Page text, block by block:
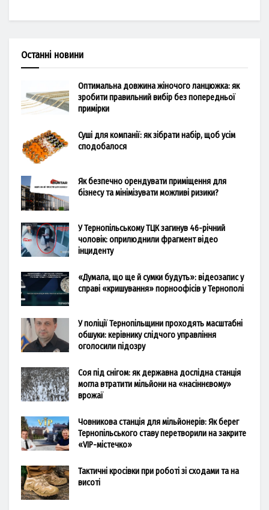
Останні новини
Оптимальна довжина жіночого ланцюжка: як
зробити правильний вибір без попередньої
примірки
Суші для компанії: як зібрати набір, щоб усім
сподобалося
Як безпечно орендувати приміщення для
бізнесу та мінімізувати можливі ризики?
У Тернопільському ТЦК загинув 46-річний
чоловік: оприлюднили фрагмент відео
інциденту
«Думала, що ще й сумки будуть»: відеозапис у
справі «кришування» порноофісів у Тернополі
У поліції Тернопільщини проходять масштабні
обшуки: керівнику слідчого управління
оголосили підозру
Соя під снігом: як державна дослідна станція
могла втратити мільйони на «насіннєвому»
врожаї
Човникова станція для мільйонерів: Як берег
Тернопільського ставу перетворили на закрите
«VIP-містечко»
Тактичні кросівки при роботі зі сходами та на
висоті